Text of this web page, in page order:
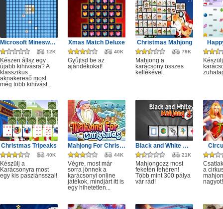
Microsoft Minesweeper
12K
Készen állsz egy
újabb kihívásra? A
klasszikus
aknakereső most
még több kihívást...
Xmas Match Deluxe
40K
Gyűjtsd be az
ajándékokat!
Christmas Mahjong
79K
Mahjong a
karácsony összes
kellékével.
Christmas Tripeaks
40K
Készülj a
Karácsonyra most
egy kis pasziánsszal!
Mahjong For Christmas
44K
Végre, most már
sorra jönnek a
karácsonyi online
játékok, mindjárt itt is
egy hihetetlen...
Black and White Mahjong 3
21K
Mahjongozz most
feketén fehéren!
Több mint 300 pálya
vár rád!
a
nagyot!